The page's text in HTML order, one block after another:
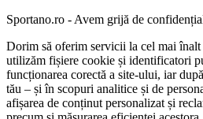
Sportano.ro - Avem grijă de
Dorim să oferim servicii la cel mai
utilizăm fișiere cookie și identificatori
funcționarea corectă a site-ului, iar
tău – și în scopuri analitice și de
afișarea de conținut personalizat și